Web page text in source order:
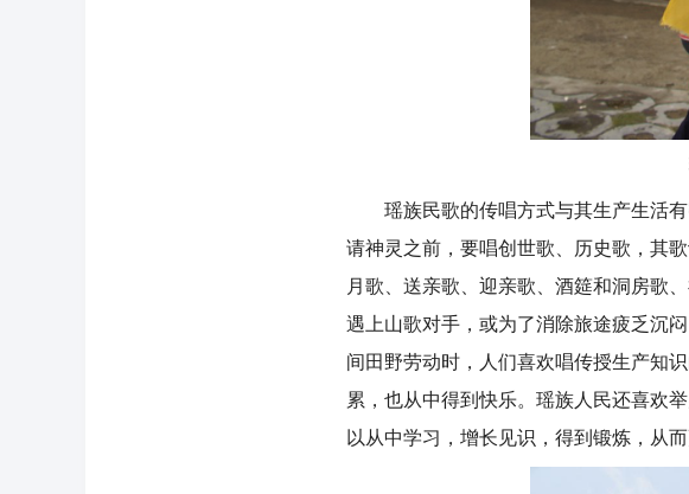
瑶族民歌的传唱方式与其生产生活有
请神灵之前，要唱创世歌、历史歌，其
月歌、送亲歌、迎亲歌、酒筵和洞房歌
遇上山歌对手，或为了消除旅途疲乏沉
间田野劳动时，人们喜欢唱传授生产知
累，也从中得到快乐。瑶族人民还喜欢
以从中学习，增长见识，得到锻炼，从